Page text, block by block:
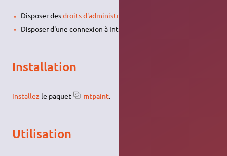
Disposer desdroits d'administration
Disposer d'une connexion à Internet configurée et activée.
Installation
Installez le paquet mtpaint.
Utilisation